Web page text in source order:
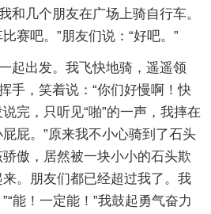
和几个朋友在广场上骑自行车。
赛吧。”朋友们说：“好吧。”
起出发。我飞快地骑，遥遥领
手，笑着说：“你们好慢啊！快
完，只听见“啪”的一声，我摔在
屁。”原来我不小心骑到了石头
傲，居然被一块小小的石头欺
。朋友们都已经超过我了。我
能！一定能！”我鼓起勇气奋力